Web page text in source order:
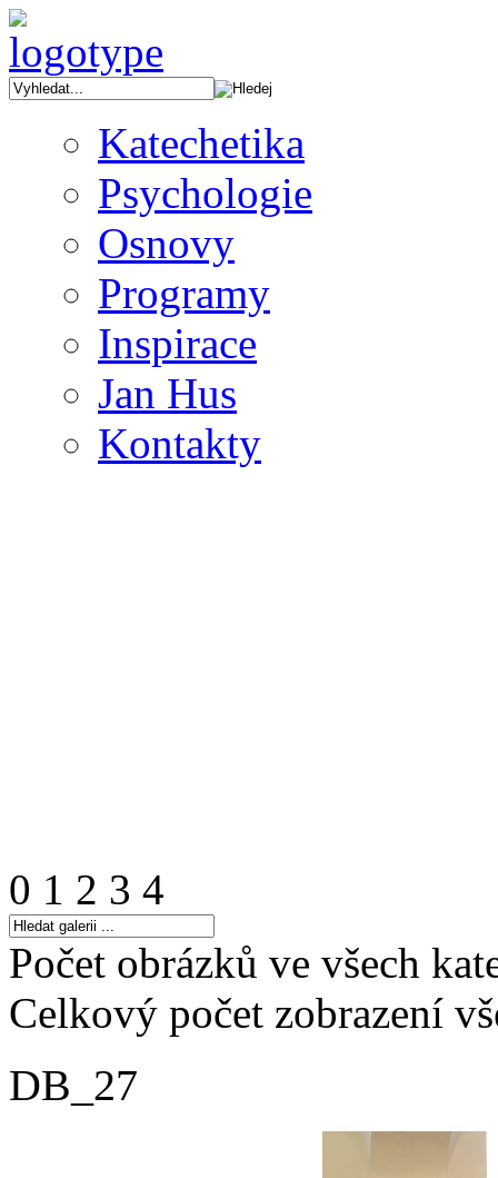
Katechetika
Psychologie
Osnovy
Programy
Inspirace
Jan Hus
Kontakty
0 1 2 3 4
Počet obrázků ve všech
Celkový počet zobrazení
DB_27